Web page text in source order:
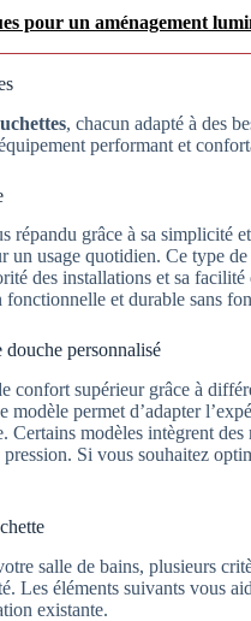
pour un aménagement
, chacun adapté à des
performant et
répandu grâce à sa simplicité
un usage quotidien. Ce type de
des installations et sa
et durable sans
personnalisé
supérieur grâce à
permet d’adapter
Certains modèles intègrent
Si vous souhaitez
salle de bains, plusieurs
Les éléments suivants vous
existante.